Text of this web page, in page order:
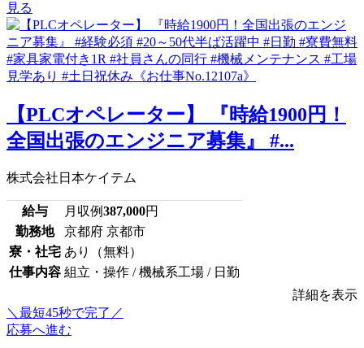
見る
【PLCオペレーター】 『時給1900円！
全国出張のエンジニア募集』 #...
株式会社日本ケイテム
給与 月収例387,000円
勤務地
京都府 京都市
寮・社宅 あり（無料）
仕事内容 組立・操作 / 機械系工場 / 日勤
詳細を表示
＼最短45秒で完了／
応募へ進む